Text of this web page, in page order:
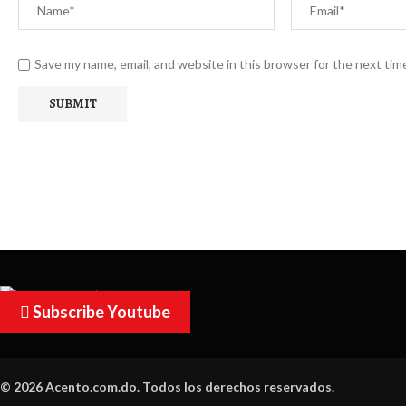
Save my name, email, and website in this browser for the next
Subscribe Youtube
© 2026 Acento.com.do. Todos los derechos reservados.